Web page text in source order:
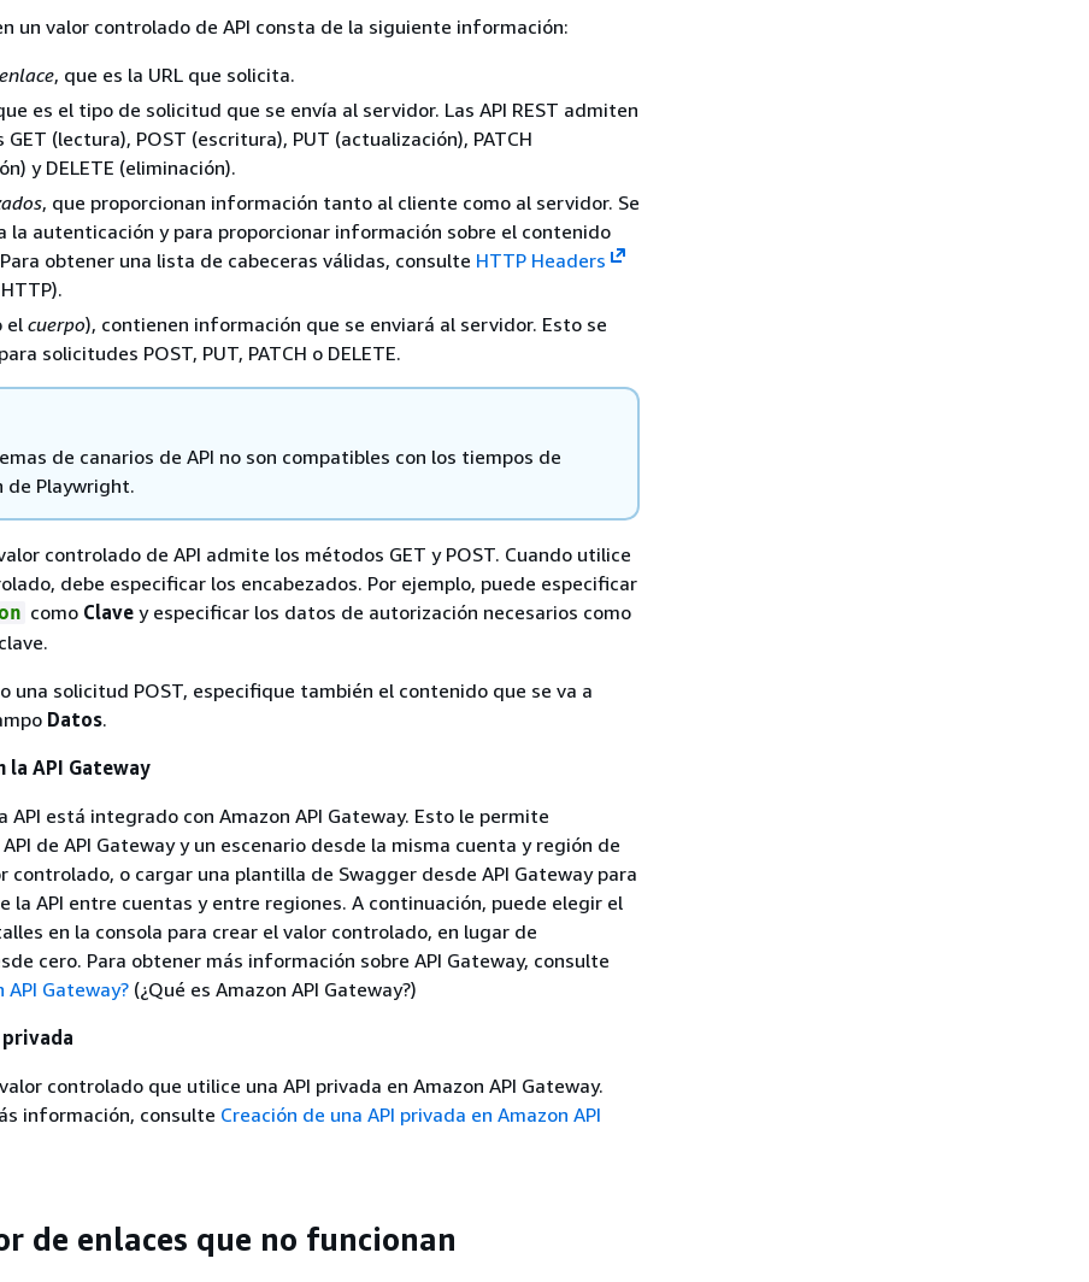
un valor controlado de API consta de la siguiente información:
, que es la URL que solicita.
es el tipo de solicitud que se envía al servidor. Las API REST admiten
GET (lectura), POST (escritura), PUT (actualización), PATCH
y DELETE (eliminación).
, que proporcionan información tanto al cliente como al servidor. Se
la autenticación y para proporcionar información sobre el contenido
obtener una lista de cabeceras válidas, consulte HTTP Headers
el cuerpo), contienen información que se enviará al servidor. Esto se
solicitudes POST, PUT, PATCH o DELETE.
de canarios de API no son compatibles con los tiempos de
de Playwright.
controlado de API admite los métodos GET y POST. Cuando utilice
debe especificar los encabezados. Por ejemplo, puede especificar
como Clave y especificar los datos de autorización necesarios como
una solicitud POST, especifique también el contenido que se va a
Datos.
la API Gateway
API está integrado con Amazon API Gateway. Esto le permite
de API Gateway y un escenario desde la misma cuenta y región de
controlado, o cargar una plantilla de Swagger desde API Gateway para
la API entre cuentas y entre regiones. A continuación, puede elegir el
en la consola para crear el valor controlado, en lugar de
cero. Para obtener más información sobre API Gateway, consulte
Gateway? (¿Qué es Amazon API Gateway?)
privada
controlado que utilice una API privada en Amazon API Gateway.
información, consulte Creación de una API privada en Amazon API
de enlaces que no funcionan